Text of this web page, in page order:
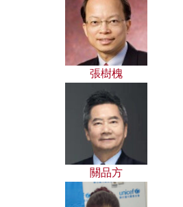
張樹槐
關品方